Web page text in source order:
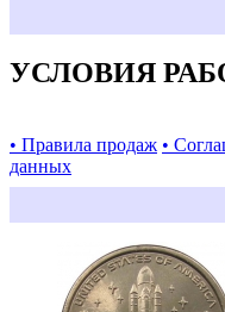
УСЛОВИЯ
• Правила продаж •
данных